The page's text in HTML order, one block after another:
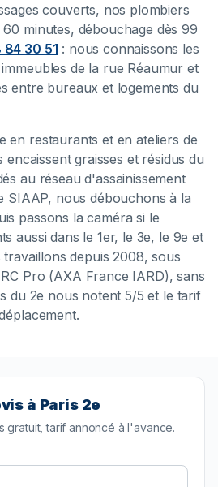
couverts, nos plombiers
minutes, débouchage dès 99
84 30 51 : nous connaissons les
de la rue Réaumur et
entre bureaux et logements du
en restaurants et en ateliers de
encaissent graisses et résidus du
au réseau d'assainissement
SIAAP, nous débouchons à la
passons la caméra si le
aussi dans le 1er, le 3e, le 9e et
depuis 2008, sous
Pro (AXA France IARD), sans
du 2e nous notent 5/5 et le tarif
à Paris 2e
gratuit, tarif annoncé à l'avance.